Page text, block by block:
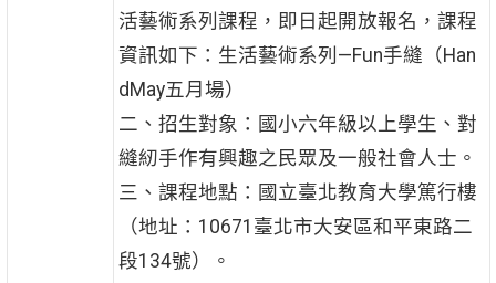
活藝術系列課程，即日起開放報名，課程
資訊如下：生活藝術系列—Fun手縫（Han
dMay五月場）
二、招生對象：國小六年級以上學生、對
縫紉手作有興趣之民眾及一般社會人士。
三、課程地點：國立臺北教育大學篤行樓
（地址：10671臺北市大安區和平東路二
段134號）。